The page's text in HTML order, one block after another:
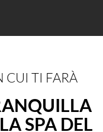
CUI TI FARÀ
SPA DEL